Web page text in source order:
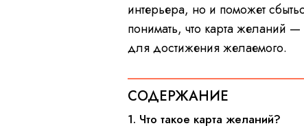
интерьера, но и поможет
понимать, что карта желаний
для достижения желаемого.
СОДЕРЖАНИЕ
1. Что такое карта желаний?